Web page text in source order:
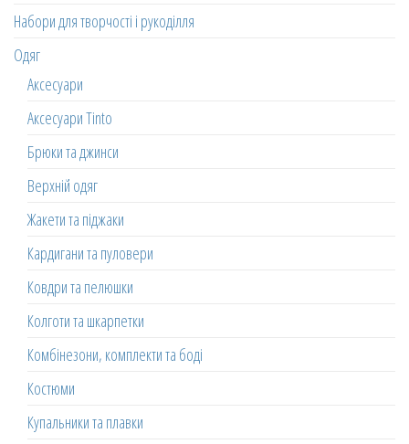
Набори для творчості і рукоділля
Одяг
Аксесуари
Аксесуари Tinto
Брюки та джинси
Верхній одяг
Жакети та піджаки
Кардигани та пуловери
Ковдри та пелюшки
Колготи та шкарпетки
Комбінезони, комплекти та боді
Костюми
Купальники та плавки